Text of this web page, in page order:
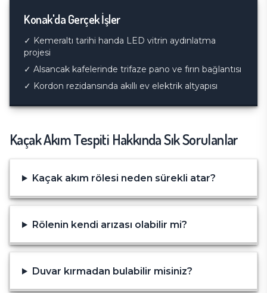
Konak'da Gerçek İşler
✓ Kemeraltı tarihi handa LED vitrin aydınlatma
projesi
✓ Alsancak kafelerinde trifaze pano ve fırın bağlantısı
✓ Kordon rezidansında akıllı ev elektrik altyapısı
Kaçak Akım Tespiti Hakkında Sık Sorulanlar
Kaçak akım rölesi neden sürekli atar?
Rölenin kendi arızası olabilir mi?
Duvar kırmadan bulabilir misiniz?